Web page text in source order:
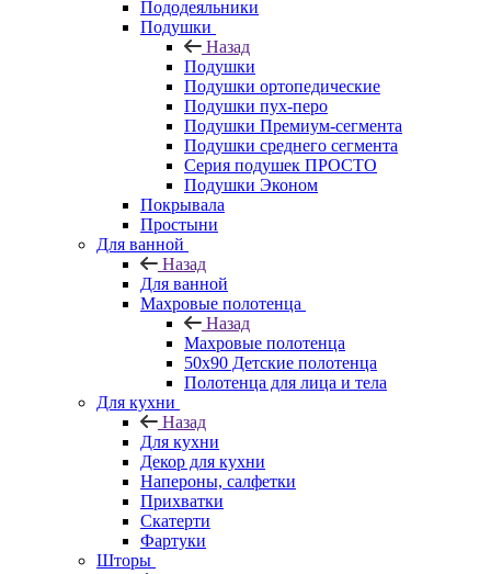
Пододеяльники
Подушки
Назад
Подушки
Подушки ортопедические
Подушки пух-перо
Подушки Премиум-сегмента
Подушки среднего сегмента
Серия подушек ПРОСТО
Подушки Эконом
Покрывала
Простыни
Для ванной
Назад
Для ванной
Махровые полотенца
Назад
Махровые полотенца
50х90 Детские полотенца
Полотенца для лица и тела
Для кухни
Назад
Для кухни
Декор для кухни
Напероны, салфетки
Прихватки
Скатерти
Фартуки
Шторы